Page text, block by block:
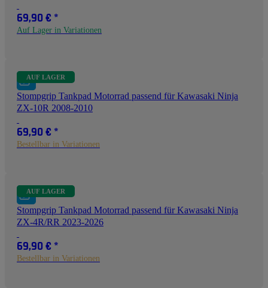
69,90 € *
Auf Lager in Variationen
AUF LAGER
Stompgrip Tankpad Motorrad passend für Kawasaki Ninja
ZX-10R 2008-2010
69,90 € *
Bestellbar in Variationen
AUF LAGER
Stompgrip Tankpad Motorrad passend für Kawasaki Ninja
ZX-4R/RR 2023-2026
69,90 € *
Bestellbar in Variationen